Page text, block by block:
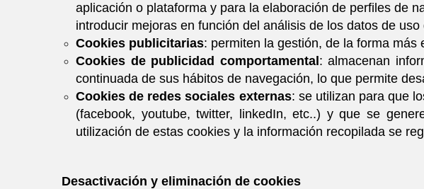
aplicación o plataforma y para la elaboración de perfiles de
introducir mejoras en función del análisis de los datos de
Cookies publicitarias: permiten la gestión, de la forma
Cookies de publicidad comportamental : almacenan
continuada de sus hábitos de navegación, lo que permite
Cookies de redes sociales externas: se utilizan para que
(facebook, youtube, twitter, linkedIn, etc..) y que se
utilización de estas cookies y la información recopilada se
Desactivación y eliminación de cookies